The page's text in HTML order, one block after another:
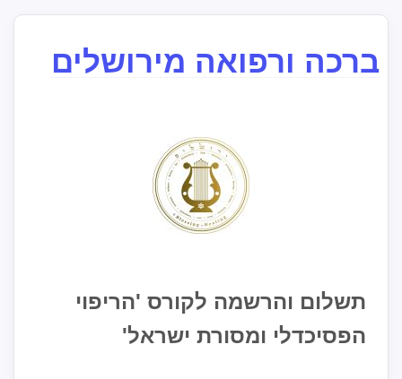
ברכה ורפואה מירושלים
תשלום והרשמה לקורס 'הריפוי
הפסיכדלי ומסורת ישראל'